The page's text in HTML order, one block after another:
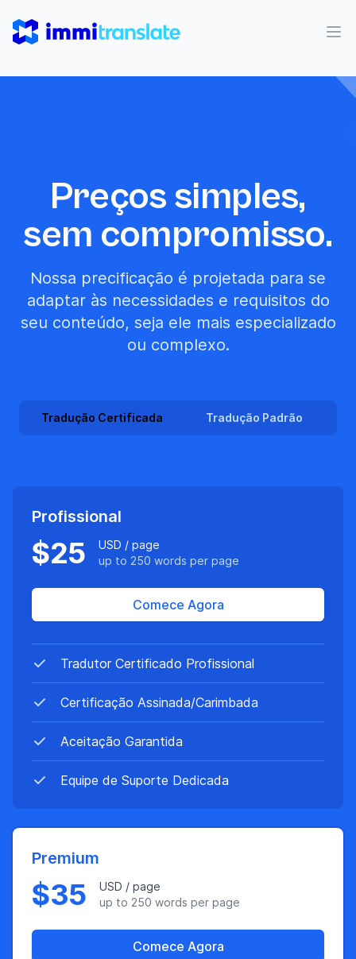
ImmiTranslate
Preços simples,
sem compromisso.
Nossa precificação é projetada para se
adaptar às necessidades e requisitos do
seu conteúdo, seja ele mais especializado
ou complexo.
Tradução Certificada Tradução Padrão
Profissional
$25
USD / page
up to 250 words per page
Comece Agora
Tradutor Certificado Profissional
Certificação Assinada/Carimbada
Aceitação Garantida
Equipe de Suporte Dedicada
Premium
$35
USD / page
up to 250 words per page
Comece Agora